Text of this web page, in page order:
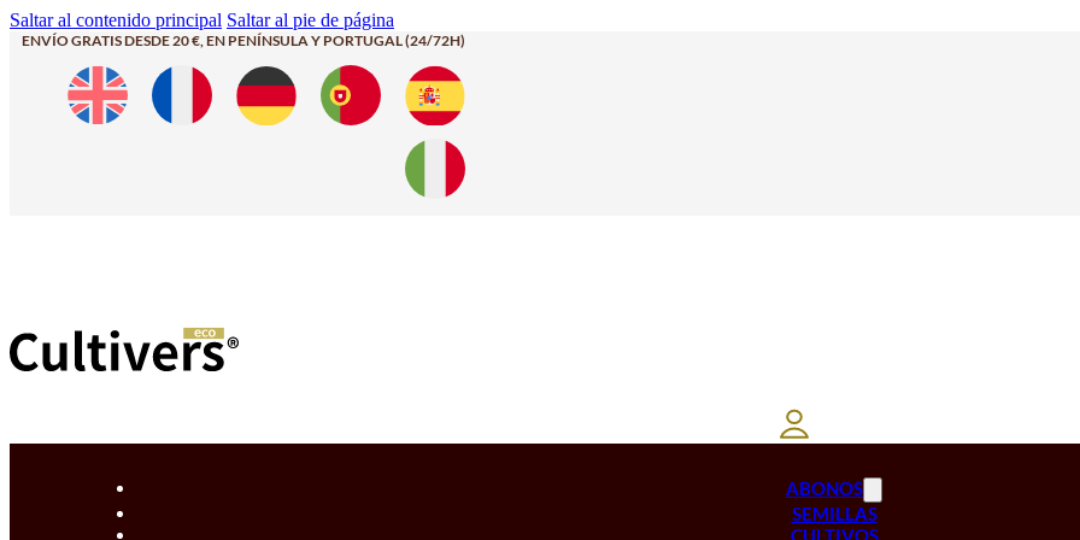
Saltar al contenido principal Saltar al pie de página
ENVÍO GRATIS DESDE 20 €, EN PENÍNSULA Y PORTUGAL (24/72H)
ABONOS
SEMILLAS
CULTIVOS